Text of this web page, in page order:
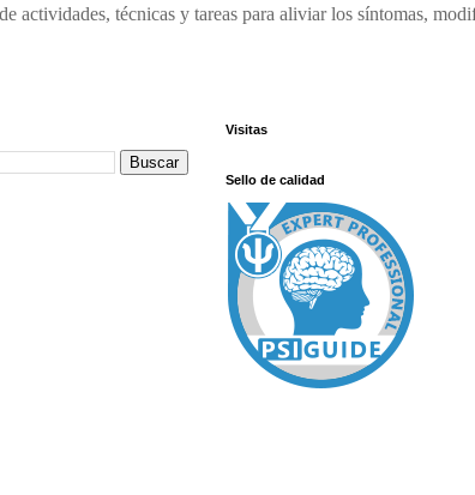
actividades, técnicas y tareas para aliviar los síntomas,
Visitas
Sello de calidad